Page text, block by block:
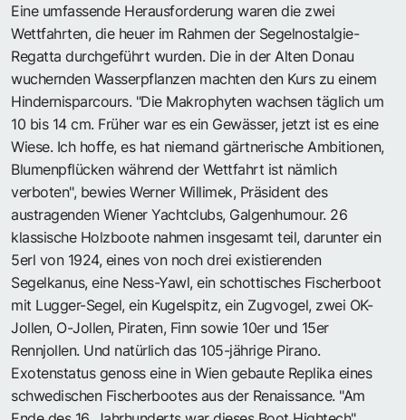
Eine umfassende Herausforderung waren die zwei
Wettfahrten, die heuer im Rahmen der Segelnostalgie-
Regatta durchgeführt wurden. Die in der Alten Donau
wuchernden Wasserpflanzen machten den Kurs zu einem
Hindernisparcours. "Die Makrophyten wachsen täglich um
10 bis 14 cm. Früher war es ein Gewässer, jetzt ist es eine
Wiese. Ich hoffe, es hat niemand gärtnerische Ambitionen,
Blumenpflücken während der Wettfahrt ist nämlich
verboten", bewies Werner Willimek, Präsident des
austragenden Wiener Yachtclubs, Galgenhumour. 26
klassische Holzboote nahmen insgesamt teil, darunter ein
5erl von 1924, eines von noch drei existierenden
Segelkanus, eine Ness-Yawl, ein schottisches Fischerboot
mit Lugger-Segel, ein Kugelspitz, ein Zugvogel, zwei OK-
Jollen, O-Jollen, Piraten, Finn sowie 10er und 15er
Rennjollen. Und natürlich das 105-jährige Pirano.
Exotenstatus genoss eine in Wien gebaute Replika eines
schwedischen Fischerbootes aus der Renaissance. "Am